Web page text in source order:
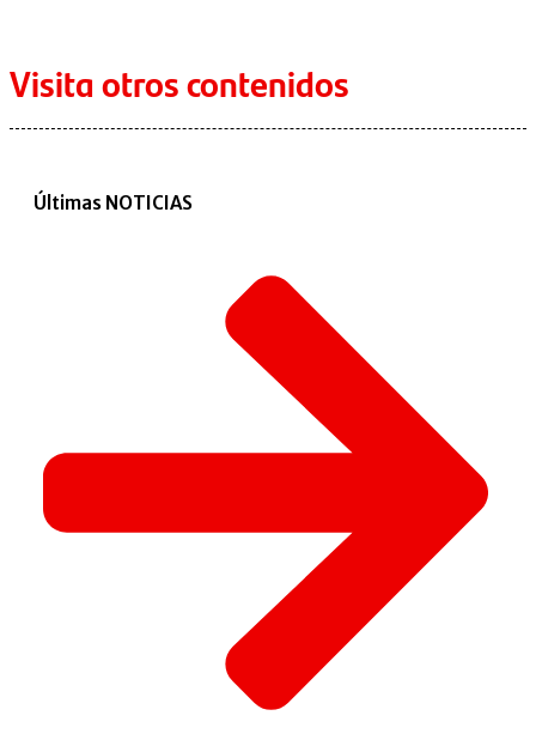
Visita otros contenidos
Últimas NOTICIAS